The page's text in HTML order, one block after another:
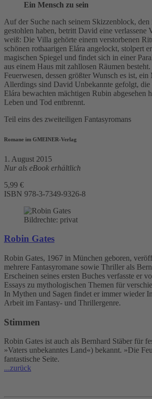
Ein Mensch zu sein
Auf der Suche nach seinem Skizzenblock,
gestohlen haben, betritt David eine verlassene
weiß: Die Villa gehörte einem verstorbenen
schönen rothaarigen Elára angelockt, stolpert
magischen Spiegel und findet sich in einer
aus einem Haus mit zahllosen Räumen
Feuerwesen, dessen größter Wunsch es ist,
Allerdings sind David Unbekannte gefolgt, die
Elára bewachten mächtigen Rubin abgesehen
Leben und Tod entbrennt.
Teil eins des zweiteiligen Fantasyromans
Romane im GMEINER-Verlag
1. August 2015
Nur als eBook erhältlich
5,99 €
ISBN 978-3-7349-9326-8
Bildrechte: privat
Robin Gates
Robin Gates, 1967 in München geboren,
mehrere Fantasyromane sowie Thriller als
Erscheinen seines ersten Buches verfasste er
Essays zu mythologischen Themen für
In Mythen und Sagen findet er immer wieder
Arbeit im Fantasy- und Thrillergenre.
Stimmen
Robin Gates ist auch als Bernhard Stäber für
»Vaters unbekanntes Land«) bekannt. »Die
fantastische Seite.
...zurück